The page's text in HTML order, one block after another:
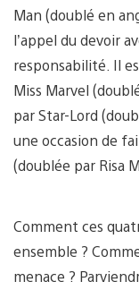
Man (doublé en
l’appel du devoir
responsabilité. Il
Miss Marvel
par Star-Lord
une occasion de
(doublée par Risa
Comment ces
ensemble ?
menace ?